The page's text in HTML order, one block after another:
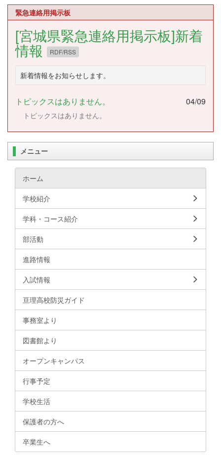
緊急連絡用掲示板
[宮城県緊急連絡用掲示板]新着
情報 RDF/RSS
新着情報をお知らせします。
トピックスはありません。 04/09
トピックスはありません。
メニュー
ホーム
学校紹介
学科・コース紹介
部活動
進路情報
入試情報
亘理高校防災ガイド
事務室より
図書館より
オープンキャンパス
行事予定
学校生活
保護者の方へ
卒業生へ